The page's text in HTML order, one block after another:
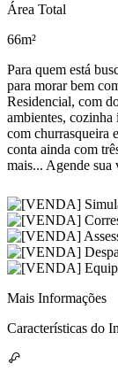
Área Total
66m²
Para quem está
para morar bem
Residencial, com
ambientes, cozinha
com churrasqueira
conta ainda com
mais... Agende sua
Mais Informações
Características do